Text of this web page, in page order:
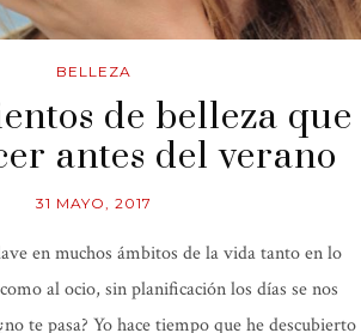
BELLEZA
de belleza que
antes del verano
31 MAYO, 2017
en muchos ámbitos de la vida tanto en lo
al ocio, sin planificación los días se nos
te pasa? Yo hace tiempo que he descubierto